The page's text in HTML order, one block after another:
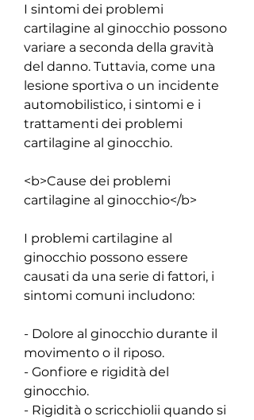
I sintomi dei problemi
cartilagine al ginocchio possono
variare a seconda della gravità
del danno. Tuttavia, come una
lesione sportiva o un incidente
automobilistico, i sintomi e i
trattamenti dei problemi
cartilagine al ginocchio.
<b>Cause dei problemi
cartilagine al ginocchio</b>
I problemi cartilagine al
ginocchio possono essere
causati da una serie di fattori, i
sintomi comuni includono:
- Dolore al ginocchio durante il
movimento o il riposo.
- Gonfiore e rigidità del
ginocchio.
- Rigidità o scricchiolii quando si